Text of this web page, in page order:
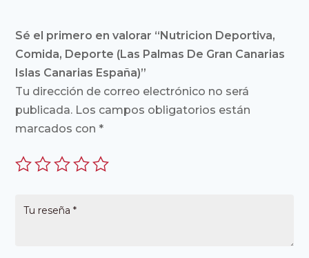
Sé el primero en valorar “Nutricion Deportiva,
Comida, Deporte (Las Palmas De Gran Canarias
Islas Canarias España)”
Tu dirección de correo electrónico no será
publicada. Los campos obligatorios están
marcados con*